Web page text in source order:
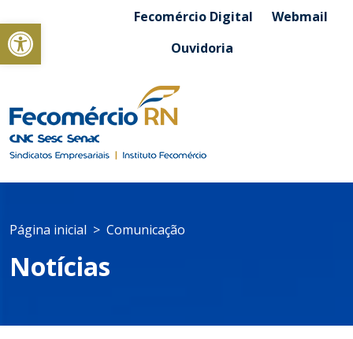
Abrir a barra de ferramentasFecomércio Digital
Webmail
Ouvidoria
Página inicial Comunicação
Notícias